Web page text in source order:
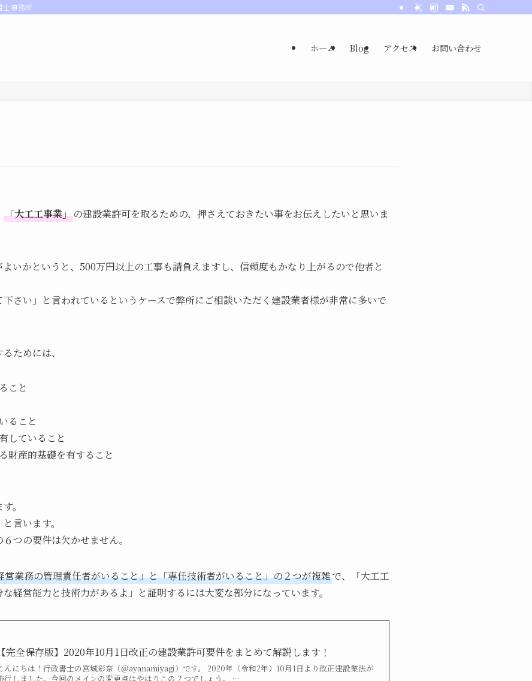
士事務所
ホーム Blog アクセス お問い合わせ
「大工工事業」の建設業許可を取るための、押さえておきたい事をお伝えしたいと思いま
いかというと、500万円以上の工事も請負えますし、信頼度もかなり上がるので他者と
さい」と言われているというケースで弊所にご相談いただく建設業者様が非常に多いで
ためには、
こと
ること
していること
財産的基礎を有すること
。
言います。
つの要件は欠かせません。
業務の管理責任者がいること」と「専任技術者がいること」の２つが複雑で、「大工工
経営能力と技術力があるよ」と証明するには大変な部分になっています。
【完全保存版】2020年10月1日改正の建設業許可要件をまとめて解説します！
んにちは！行政書士の宮城彩奈（@ayanamiyagi）です。 2020年（令和2年）10月1日より改正建設業法が
行しました。今回のメインの変更点はやはりこの２つでしょう。 …